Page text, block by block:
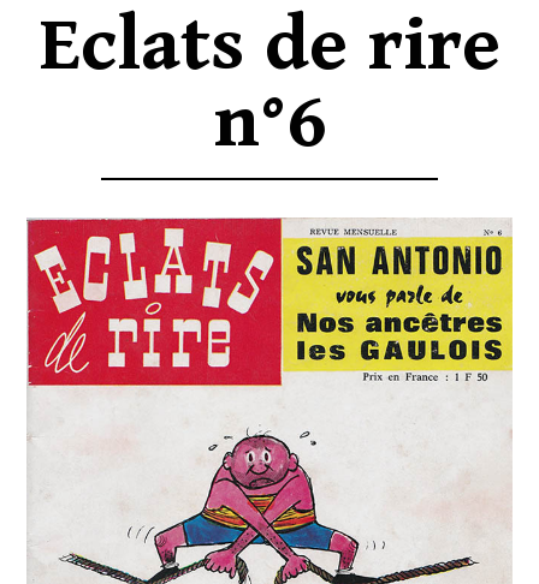
Eclats de rire
n°6